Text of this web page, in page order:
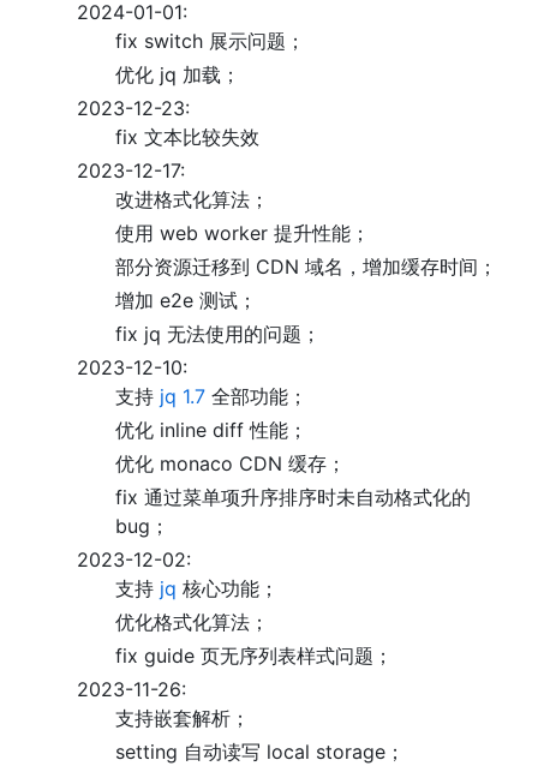
2024-01-01:
fix switch 展示问题；
优化 jq 加载；
2023-12-23:
fix 文本比较失效
2023-12-17:
改进格式化算法；
使用 web worker 提升性能；
部分资源迁移到 CDN 域名，增加缓存时间；
增加 e2e 测试；
fix jq 无法使用的问题；
2023-12-10:
支持 jq 1.7 全部功能；
优化 inline diff 性能；
优化 monaco CDN 缓存；
fix 通过菜单项升序排序时未自动格式化的
bug；
2023-12-02:
支持 jq 核心功能；
优化格式化算法；
fix guide 页无序列表样式问题；
2023-11-26:
支持嵌套解析；
setting 自动读写 local storage；